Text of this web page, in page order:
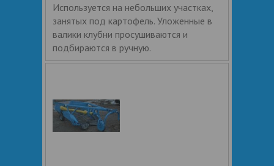
Используется на небольших участках,
занятых под картофель. Уложенные в
валики клубни просушиваются и
подбираются в ручную.